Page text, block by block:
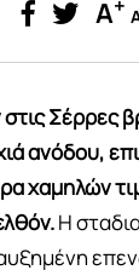
A
Σέρρες
ανόδου,
χαμηλών
Η